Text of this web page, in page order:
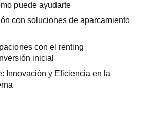
puede ayudarte
con soluciones de aparcamiento
con el renting
inicial
Innovación y Eficiencia en la